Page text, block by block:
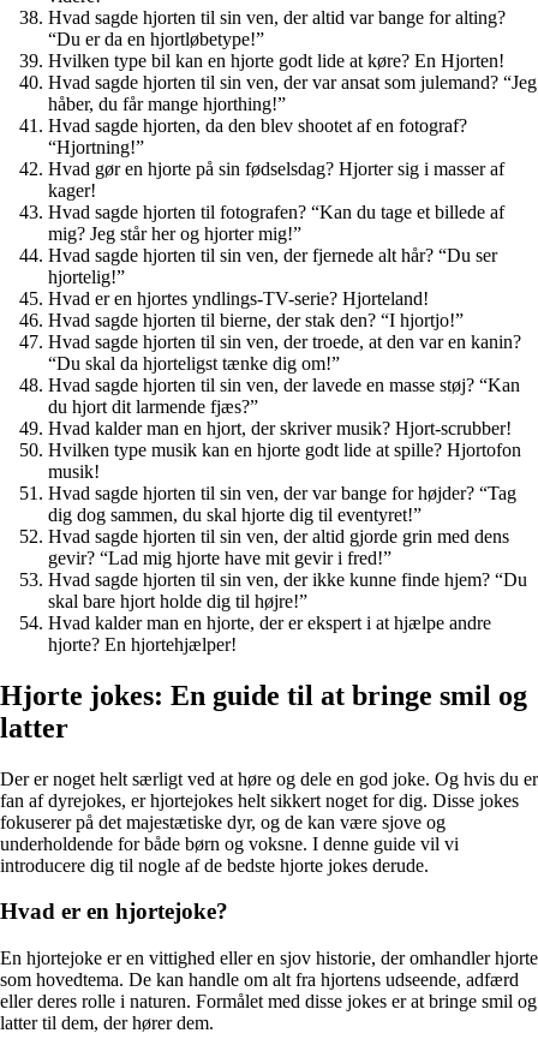
Hvad sagde hjorten til sin ven, der altid var bange for alting?
“Du er da en hjortløbetype!”
Hvilken type bil kan en hjorte godt lide at køre? En Hjorten!
Hvad sagde hjorten til sin ven, der var ansat som julemand? “Jeg
håber, du får mange hjorthing!”
Hvad sagde hjorten, da den blev shootet af en fotograf?
“Hjortning!”
Hvad gør en hjorte på sin fødselsdag? Hjorter sig i masser af
kager!
Hvad sagde hjorten til fotografen? “Kan du tage et billede af
mig? Jeg står her og hjorter mig!”
Hvad sagde hjorten til sin ven, der fjernede alt hår? “Du ser
hjortelig!”
Hvad er en hjortes yndlings-TV-serie? Hjorteland!
Hvad sagde hjorten til bierne, der stak den? “I hjortjo!”
Hvad sagde hjorten til sin ven, der troede, at den var en kanin?
“Du skal da hjorteligst tænke dig om!”
Hvad sagde hjorten til sin ven, der lavede en masse støj? “Kan
du hjort dit larmende fjæs?”
Hvad kalder man en hjort, der skriver musik? Hjort-scrubber!
Hvilken type musik kan en hjorte godt lide at spille? Hjortofon
musik!
Hvad sagde hjorten til sin ven, der var bange for højder? “Tag
dig dog sammen, du skal hjorte dig til eventyret!”
Hvad sagde hjorten til sin ven, der altid gjorde grin med dens
gevir? “Lad mig hjorte have mit gevir i fred!”
Hvad sagde hjorten til sin ven, der ikke kunne finde hjem? “Du
skal bare hjort holde dig til højre!”
Hvad kalder man en hjorte, der er ekspert i at hjælpe andre
hjorte? En hjortehjælper!
Hjorte jokes: En guide til at bringe smil og
latter
Der er noget helt særligt ved at høre og dele en god joke. Og hvis du er
fan af dyrejokes, er hjortejokes helt sikkert noget for dig. Disse jokes
fokuserer på det majestætiske dyr, og de kan være sjove og
underholdende for både børn og voksne. I denne guide vil vi
introducere dig til nogle af de bedste hjorte jokes derude.
Hvad er en hjortejoke?
En hjortejoke er en vittighed eller en sjov historie, der omhandler hjorte
som hovedtema. De kan handle om alt fra hjortens udseende, adfærd
eller deres rolle i naturen. Formålet med disse jokes er at bringe smil og
latter til dem, der hører dem.